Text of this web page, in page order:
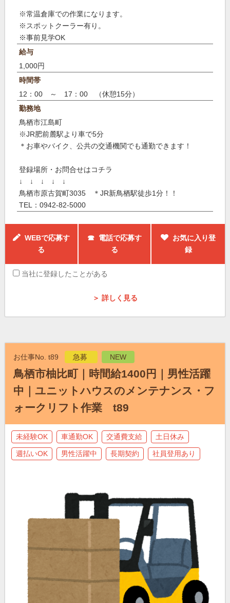
※常温倉庫での作業になります。
※スポットクーラー有り。
※事前見学OK
給与
1,000円
時間帯
12：00 ～ 17：00 （休憩15分）
勤務地
鳥栖市江島町
※JR肥前麓駅より車で5分
＊お車やバイク、公共の交通機関でも通勤できます！
登録場所・お問合せはコチラ
↓ ↓ ↓ ↓ ↓
鳥栖市原古賀町3035 ＊JR新鳥栖駅徒歩1分！！
TEL：0942-82-5000
WEBで応募す
る
☎ 電話で応募す
る
お気に入り登
録
当社に登録したことがある
＞ 詳しく見る
お仕事No. t89 急募 NEW
鳥栖市柚比町｜時間給1400円｜男性活躍
中｜ユニットハウスのメンテナンス・フ
ォークリフト作業 t89
未経験OK 車通勤OK 交通費支給 土日休み
週払いOK 男性活躍中 長期契約 社員登用あり